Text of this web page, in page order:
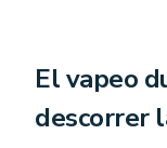
El vapeo
descorrer